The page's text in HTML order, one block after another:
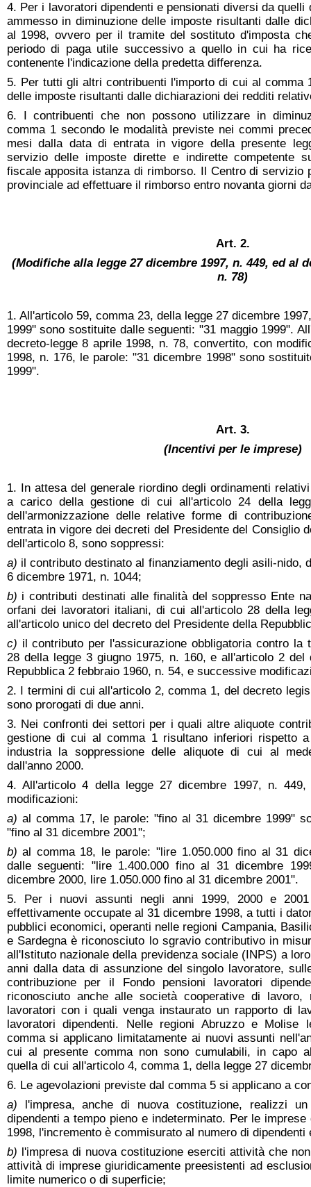
4. Per i lavoratori dipendenti e pensionati diversi da
ammesso in diminuzione delle imposte risultanti dalle
al 1998, ovvero per il tramite del sostituto d'imposta
periodo di paga utile successivo a quello in cui ha
contenente l'indicazione della predetta differenza.
5. Per tutti gli altri contribuenti l'importo di cui al comma
delle imposte risultanti dalle dichiarazioni dei redditi
6. I contribuenti che non possono utilizzare in
comma 1 secondo le modalità previste nei commi
mesi dalla data di entrata in vigore della presente
servizio delle imposte dirette e indirette competente
fiscale apposita istanza di rimborso. Il Centro di servizio
provinciale ad effettuare il rimborso entro novanta giorni
Art. 2.
(Modifiche alla legge 27 dicembre 1997, n. 449, ed al
n. 78)
1. All'articolo 59, comma 23, della legge 27 dicembre
1999" sono sostituite dalle seguenti: "31 maggio 1999".
decreto-legge 8 aprile 1998, n. 78, convertito, con
1998, n. 176, le parole: "31 dicembre 1998" sono
1999".
Art. 3.
(Incentivi per le imprese)
1. In attesa del generale riordino degli ordinamenti
a carico della gestione di cui all'articolo 24 della
dell'armonizzazione delle relative forme di
entrata in vigore dei decreti del Presidente del Consiglio
dell'articolo 8, sono soppressi:
a) il contributo destinato al finanziamento degli asili-nido,
6 dicembre 1971, n. 1044;
b) i contributi destinati alle finalità del soppresso Ente
orfani dei lavoratori italiani, di cui all'articolo 28 della
all'articolo unico del decreto del Presidente della
c) il contributo per l'assicurazione obbligatoria contro la
28 della legge 3 giugno 1975, n. 160, e all'articolo 2 del
Repubblica 2 febbraio 1960, n. 54, e successive
2. I termini di cui all'articolo 2, comma 1, del decreto
sono prorogati di due anni.
3. Nei confronti dei settori per i quali altre aliquote
gestione di cui al comma 1 risultano inferiori rispetto
industria la soppressione delle aliquote di cui al
dall'anno 2000.
4. All'articolo 4 della legge 27 dicembre 1997, n. 449,
modificazioni:
a) al comma 17, le parole: "fino al 31 dicembre 1999"
"fino al 31 dicembre 2001";
b) al comma 18, le parole: "lire 1.050.000 fino al 31
dalle seguenti: "lire 1.400.000 fino al 31 dicembre
dicembre 2000, lire 1.050.000 fino al 31 dicembre 2001".
5. Per i nuovi assunti negli anni 1999, 2000 e
effettivamente occupate al 31 dicembre 1998, a tutti i
pubblici economici, operanti nelle regioni Campania,
e Sardegna è riconosciuto lo sgravio contributivo in
all'Istituto nazionale della previdenza sociale (INPS) a
anni dalla data di assunzione del singolo lavoratore,
contribuzione per il Fondo pensioni lavoratori
riconosciuto anche alle società cooperative di lavoro,
lavoratori con i quali venga instaurato un rapporto di
lavoratori dipendenti. Nelle regioni Abruzzo e Molise
comma si applicano limitatamente ai nuovi assunti
cui al presente comma non sono cumulabili, in capo
quella di cui all'articolo 4, comma 1, della legge 27
6. Le agevolazioni previste dal comma 5 si applicano a
a) l'impresa, anche di nuova costituzione, realizzi
dipendenti a tempo pieno e indeterminato. Per le
1998, l'incremento è commisurato al numero di
b) l'impresa di nuova costituzione eserciti attività che
attività di imprese giuridicamente preesistenti ad
limite numerico o di superficie;